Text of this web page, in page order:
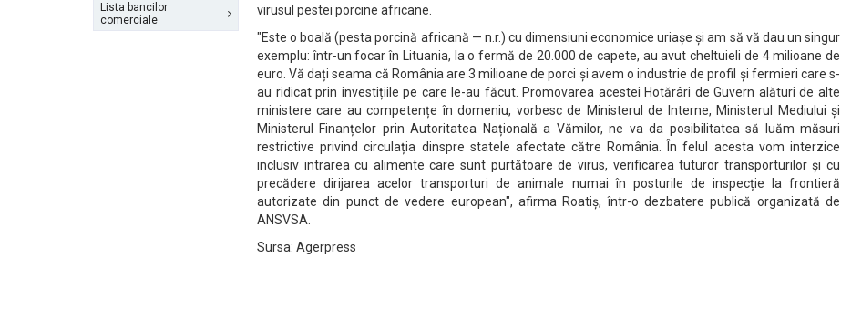
Lista bancilor
comerciale
virusul pestei porcine africane.
"Este o boală (pesta porcină africană — n.r.) cu dimensiuni economice uriașe și am să vă dau un singur
exemplu: într-un focar în Lituania, la o fermă de 20.000 de capete, au avut cheltuieli de 4 milioane de
euro. Vă dați seama că România are 3 milioane de porci și avem o industrie de profil și fermieri care s-
au ridicat prin investițiile pe care le-au făcut. Promovarea acestei Hotărâri de Guvern alături de alte
ministere care au competențe în domeniu, vorbesc de Ministerul de Interne, Ministerul Mediului și
Ministerul Finanțelor prin Autoritatea Națională a Vămilor, ne va da posibilitatea să luăm măsuri
restrictive privind circulația dinspre statele afectate către România. În felul acesta vom interzice
inclusiv intrarea cu alimente care sunt purtătoare de virus, verificarea tuturor transporturilor și cu
precădere dirijarea acelor transporturi de animale numai în posturile de inspecție la frontieră
autorizate din punct de vedere european", afirma Roatiș, într-o dezbatere publică organizată de
ANSVSA.
Sursa: Agerpress